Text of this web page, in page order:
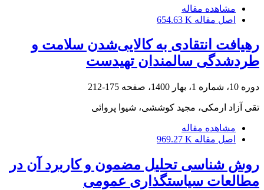
مشاهده مقاله
اصل مقاله 654.63 K
رهیافت انتقادی به کالایی‌شدن سلامت و
طردشدگی سالمندان تهیدست
دوره 10، شماره 1، بهار 1400، صفحه 175-212
تقی آزاد ارمکی، مجید کوششی، شیوا پروائی
مشاهده مقاله
اصل مقاله 969.27 K
روش شناسی تحلیل مضمون و کاربرد آن در
مطالعات سیاستگذاری عمومی